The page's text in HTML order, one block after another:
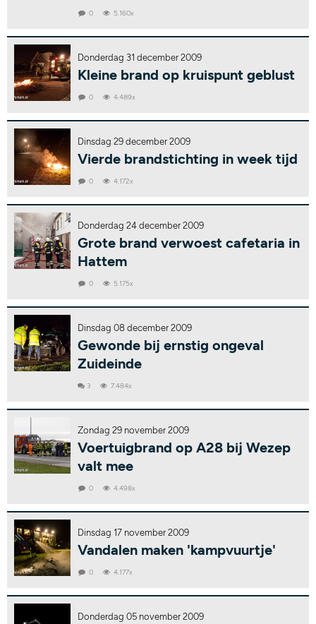
0 5.160x
Donderdag 31 december 2009
Kleine brand op kruispunt geblust
0 4.489x
Dinsdag 29 december 2009
Vierde brandstichting in week tijd
0 4.172x
Donderdag 24 december 2009
Grote brand verwoest cafetaria in
Hattem
0 5.175x
Dinsdag 08 december 2009
Gewonde bij ernstig ongeval
Zuideinde
3 7.484x
Zondag 29 november 2009
Voertuigbrand op A28 bij Wezep
valt mee
0 4.498x
Dinsdag 17 november 2009
Vandalen maken 'kampvuurtje'
0 4.177x
Donderdag 05 november 2009